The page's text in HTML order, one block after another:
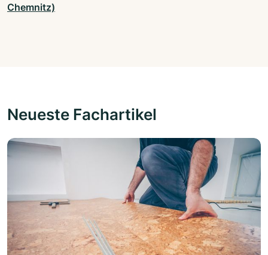
Chemnitz)
Neueste Fachartikel